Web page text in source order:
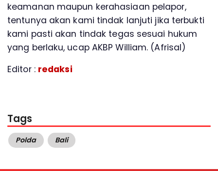
keamanan maupun kerahasiaan pelapor,
tentunya akan kami tindak lanjuti jika terbukti
kami pasti akan tindak tegas sesuai hukum
yang berlaku, ucap AKBP William. (Afrisal)
Editor : redaksi
Tags
Polda Bali